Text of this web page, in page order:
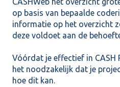
op basis van bepaalde
informatie op het overzicht
deze voldoet aan de
Vóórdat je effectief in CASH
het noodzakelijk dat je
hoe dit kan.